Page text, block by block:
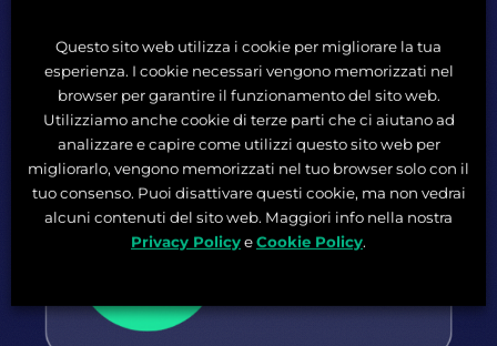
Marketing e AI
In start2impact sviluppi le competenze più
richieste, aumenti la tua creatività e
produttività con l’AI e diventi insostituibile
per le aziende nel mercato di oggi.
Questo sito web utilizza i cookie per migliorare la tua
esperienza. I cookie necessari vengono memorizzati nel
browser per garantire il funzionamento del sito web.
Utilizziamo anche cookie di terze parti che ci aiutano ad
analizzare e capire come utilizzi questo sito web per
migliorarlo, vengono memorizzati nel tuo browser solo con il
tuo consenso. Puoi disattivare questi cookie, ma non vedrai
alcuni contenuti del sito web. Maggiori info nella nostra
Privacy PolicyeCookie Policy.